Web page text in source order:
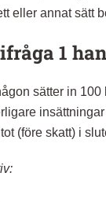
eller annat sätt
1
sätter in
(före skatt) i